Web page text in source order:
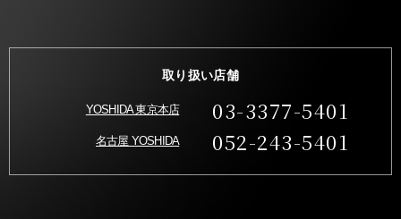
取り扱い店舗
YOSHIDA 東京本店 03-3377-5401
名古屋 YOSHIDA 052-243-5401